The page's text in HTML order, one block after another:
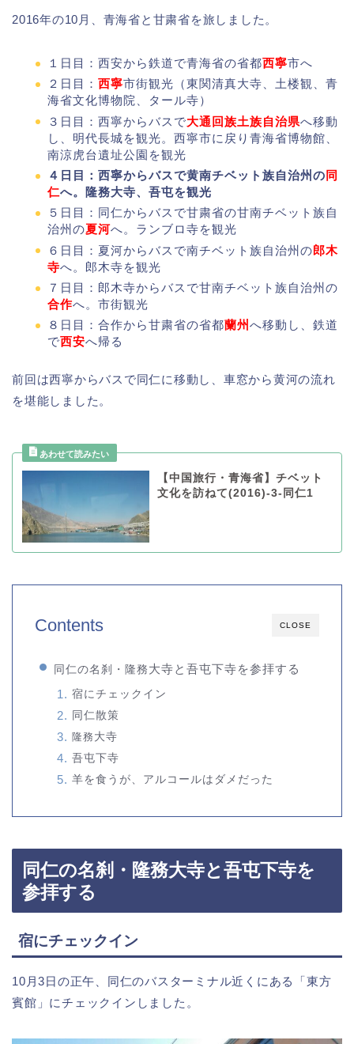
2016年の10月、青海省と甘粛省を旅しました。
１日目：西安から鉄道で青海省の省都西寧市へ
２日目： 西寧市街観光（東関清真大寺、土楼観、青
海省文化博物院、タール寺）
３日目：西寧からバスで大通回族土族自治県へ移動
し、明代長城を観光。西寧市に戻り青海省博物館、
南涼虎台遺址公園を観光
４日目：西寧からバスで黄南チベット族自治州の 同
仁へ。隆務大寺、吾屯を観光
５日目：同仁からバスで甘粛省の甘南チベット族自
治州の夏河へ。ランブロ寺を観光
６日目：夏河からバスで南チベット族自治州の郎木
寺へ。郎木寺を観光
７日目：郎木寺からバスで甘南チベット族自治州の
合作へ。市街観光
８日目：合作から甘粛省の省都蘭州へ移動し、鉄道
で西安へ帰る
前回は西寧からバスで同仁に移動し、車窓から黄河の流れ
を堪能しました。
【中国旅行・青海省】チベット
文化を訪ねて(2016)-3-同仁1
CLOSE
Contents
同仁の名刹・隆務大寺と吾屯下寺を参拝する
宿にチェックイン
同仁散策
隆務 大寺
吾屯下寺
羊を食うが、アルコールはダメだった
同仁の名刹・隆務大寺と吾屯下寺を
参拝する
宿にチェックイン
10月3日の正午、同仁のバスターミナル近くにある「東方
賓館」にチェックインしました。